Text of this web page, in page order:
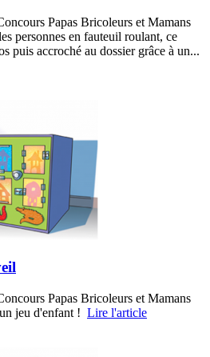
Papas Bricoleurs et Mamans
personnes en fauteuil roulant, ce
puis accroché au dossier grâce à un...
Papas Bricoleurs et Mamans
jeu d'enfant ! Lire l'article